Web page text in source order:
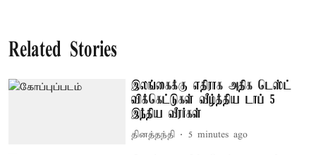
Related Stories
இலங்கைக்கு எதிராக அதிக டெஸ்ட்
விக்கெட்டுகள் வீழ்த்திய டாப் 5
இந்திய வீரர்கள்
தினத்தந்தி 5 minutes ago